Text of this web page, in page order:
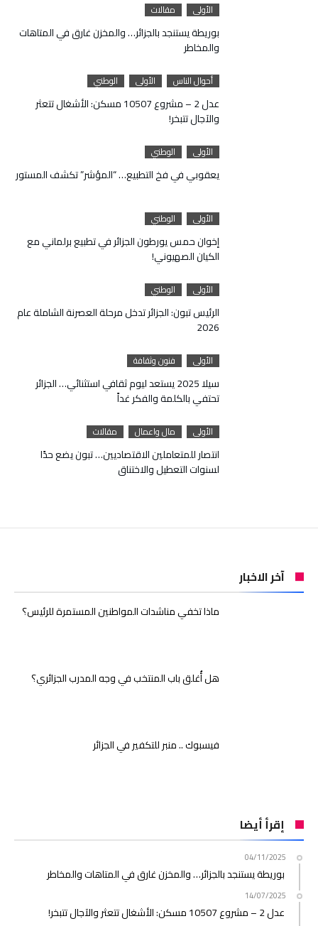
الأولى مقالات
بوريطة يستنجد بالجزائر… والمخزن غارق في المتاهات
والمخاطر
أحوال الناس الأولى الوطني
عدل 2 – مشروع 10507 مسكن: الأشغال تتعثر
والآجال تتبخر!
الأولى الوطني
يعقوبي في فخ التطبيع… “المؤشر” تكشف المستور
الأولى الوطني
إخوان حمس يورطون الجزائر في تطبيع برلماني مع
الكيان الصهيوني!
الأولى الوطني
الرئيس تبون: الجزائر تدخل مرحلة العصرنة الشاملة عام
2026
الأولى فنون وثقافة
سيلا 2025 يستعد ليوم ثقافي استثنائي… الجزائر
تحتفي بالكلمة والفكر غداً
الأولى مال واعمال مقالات
انتصار للمتعاملين الاقتصاديين… تبون يضع حدًا
لسنوات التعطيل والاختناق
آخر الاخبار
ماذا تخفي مناشدات المواطنين المستمرة للرئيس؟
هل أُغلق باب المنتخب في وجه المدرب الجزائري؟
فيسبوك .. منبر للتكفير في الجزائر
إقرأ أيضا
04/11/2025
بوريطة يستنجد بالجزائر… والمخزن غارق في المتاهات والمخاطر
14/07/2025
عدل 2 – مشروع 10507 مسكن: الأشغال تتعثر والآجال تتبخر!